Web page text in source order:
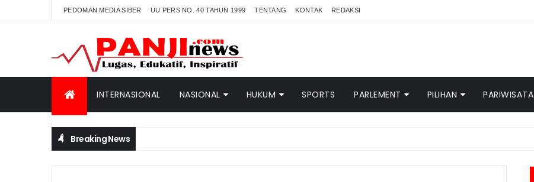
PEDOMAN MEDIA SIBER UU PERS NO. 40 TAHUN 1999 TENTANG KONTAK REDAKSI
INTERNASIONAL NASIONAL HUKUM SPORTS PARLEMENT PILIHAN PARIWISATA
Breaking News